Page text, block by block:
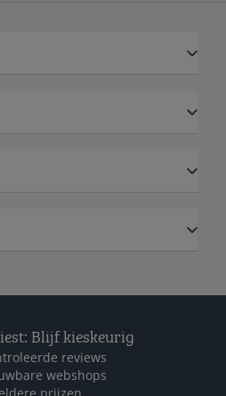
Blijf kieskeurig
reviews
webshops